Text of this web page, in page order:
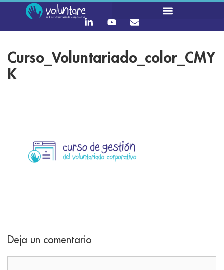
Curso_Voluntariado_color_CMY
K
Deja un comentario